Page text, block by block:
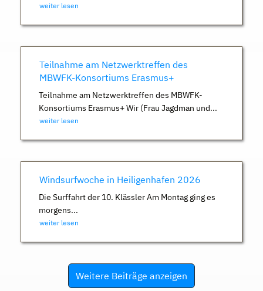
weiter lesen
Teilnahme am Netzwerktreffen des
MBWFK-Konsortiums Erasmus+
Teilnahme am Netzwerktreffen des MBWFK-
Konsortiums Erasmus+ Wir (Frau Jagdman und...
weiter lesen
Windsurfwoche in Heiligenhafen 2026
Die Surffahrt der 10. Klässler Am Montag ging es
morgens...
weiter lesen
Weitere Beiträge anzeigen